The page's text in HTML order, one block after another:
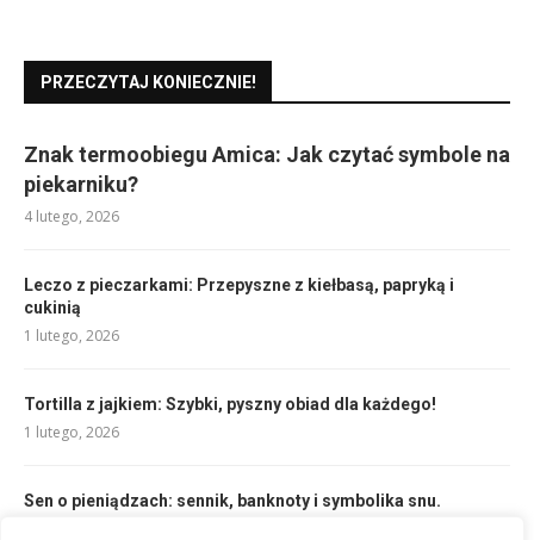
PRZECZYTAJ KONIECZNIE!
Znak termoobiegu Amica: Jak czytać symbole na
piekarniku?
4 lutego, 2026
Leczo z pieczarkami: Przepyszne z kiełbasą, papryką i
cukinią
1 lutego, 2026
Tortilla z jajkiem: Szybki, pyszny obiad dla każdego!
1 lutego, 2026
Sen o pieniądzach: sennik, banknoty i symbolika snu.